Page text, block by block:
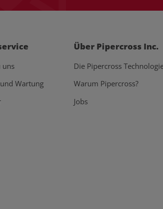
uns
Wartung
Über Pipercross Inc.
Die Pipercross
Warum Pipercross?
Jobs